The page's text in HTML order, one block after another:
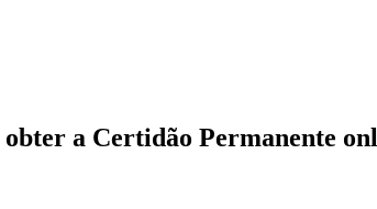
a Certidão Permanente